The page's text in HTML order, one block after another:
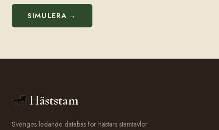
SIMULERA →
Häststam
Sveriges ledande databas för hästars stamtavlor